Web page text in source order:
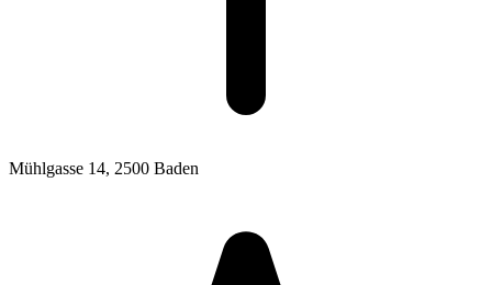
Mühlgasse 14, 2500 Baden